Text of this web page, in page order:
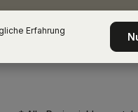
Erfahrung